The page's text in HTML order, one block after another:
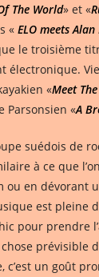
The World» et «
« ELO meets
le troisième
électronique.
«Meet
Parsonsien «A
suédois de
à ce que
ou en dévorant
est pleine
pour prendre
prévisible
c’est un goût